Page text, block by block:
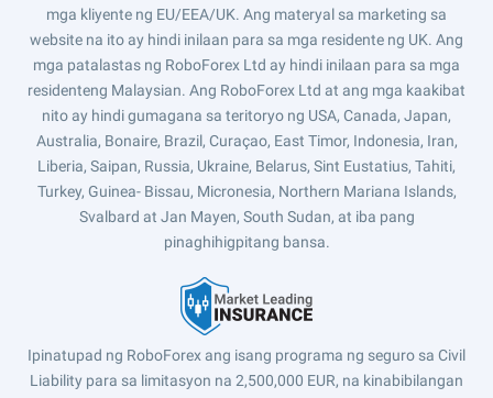
mga kliyente ng EU/EEA/UK. Ang materyal sa marketing sa
website na ito ay hindi inilaan para sa mga residente ng UK. Ang
mga patalastas ng RoboForex Ltd ay hindi inilaan para sa mga
residenteng Malaysian. Ang RoboForex Ltd at ang mga kaakibat
nito ay hindi gumagana sa teritoryo ng USA, Canada, Japan,
Australia, Bonaire, Brazil, Curaçao, East Timor, Indonesia, Iran,
Liberia, Saipan, Russia, Ukraine, Belarus, Sint Eustatius, Tahiti,
Turkey, Guinea- Bissau, Micronesia, Northern Mariana Islands,
Svalbard at Jan Mayen, South Sudan, at iba pang
pinaghihigpitang bansa.
Ipinatupad ng RoboForex ang isang programa ng seguro sa Civil
Liability para sa limitasyon na 2,500,000 EUR, na kinabibilangan